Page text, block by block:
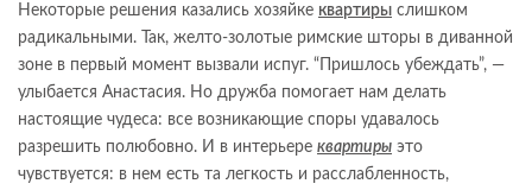
Некоторые решения казались хозяйке квартиры слишком
радикальными. Так, желто-золотые римские шторы в диванной
зоне в первый момент вызвали испуг. “Пришлось убеждать”, —
улыбается Анастасия. Но дружба помогает нам делать
настоящие чудеса: все возникающие споры удавалось
разрешить полюбовно. И в интерьере квартиры это
чувствуется: в нем есть та легкость и расслабленность,